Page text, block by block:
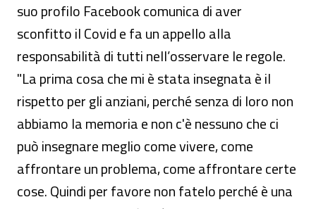
suo profilo Facebook comunica di aver
sconfitto il Covid e fa un appello alla
responsabilità di tutti nell’osservare le regole.
"La prima cosa che mi è stata insegnata è il
rispetto per gli anziani, perché senza di loro non
abbiamo la memoria e non c'è nessuno che ci
può insegnare meglio come vivere, come
affrontare un problema, come affrontare certe
cose. Quindi per favore non fatelo perché è una